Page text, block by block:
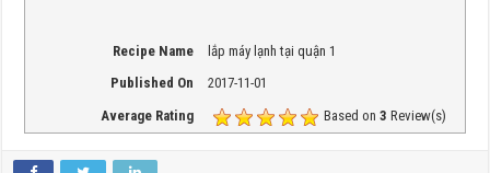
Recipe Name
lắp máy lạnh tại quận 1
Published On
2017-11-01
Average Rating
Based on3 Review(s)